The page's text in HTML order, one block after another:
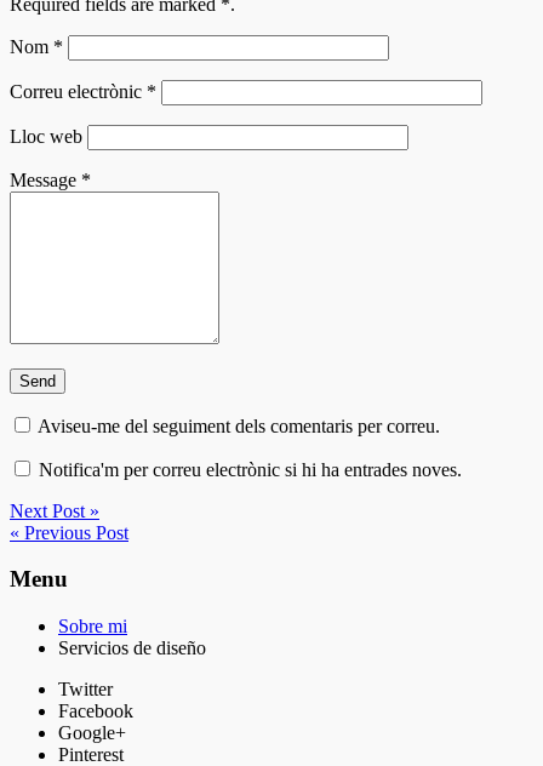
Nom *
Correu electrònic *
Lloc web
Message *
Aviseu-me del seguiment dels comentaris per correu.
Notifica'm per correu electrònic si hi ha entrades noves.
Next Post »
« Previous Post
Menu
Sobre mi
Servicios de diseño
Twitter
Facebook
Google+
Pinterest